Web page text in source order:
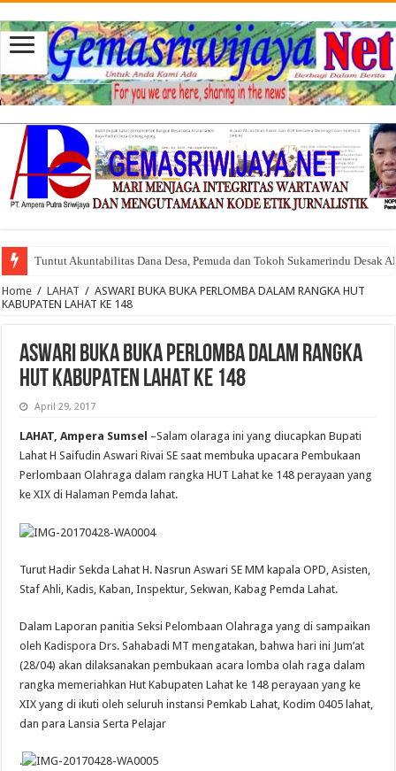
Tuntut Akuntabilitas Dana Desa, Pemuda dan Tokoh Sukamerindu Desak
Home / LAHAT / ASWARI BUKA BUKA PERLOMBA DALAM RANGKA HUT
KABUPATEN LAHAT KE 148
ASWARI BUKA BUKA PERLOMBA DALAM RANGKA
HUT KABUPATEN LAHAT KE 148
April 29, 2017
LAHAT, Ampera Sumsel –Salam olaraga ini yang diucapkan Bupati
Lahat H Saifudin Aswari Rivai SE saat membuka upacara Pembukaan
Perlombaan Olahraga dalam rangka HUT Lahat ke 148 perayaan yang
ke XIX di Halaman Pemda lahat.
Turut Hadir Sekda Lahat H. Nasrun Aswari SE MM kapala OPD, Asisten,
Staf Ahli, Kadis, Kaban, Inspektur, Sekwan, Kabag Pemda Lahat.
Dalam Laporan panitia Seksi Pelombaan Olahraga yang di sampaikan
oleh Kadispora Drs. Sahabadi MT mengatakan, bahwa hari ini Jum’at
(28/04) akan dilaksanakan pembukaan acara lomba olah raga dalam
rangka memeriahkan Hut Kabupaten Lahat ke 148 perayaan yang ke
XIX yang di ikuti oleh seluruh instansi Pemkab Lahat, Kodim 0405 lahat,
dan para Lansia Serta Pelajar
.